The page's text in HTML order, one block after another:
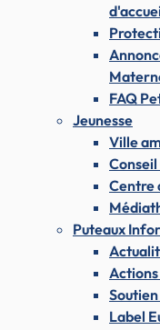
FAQ
Jeunesse
Ville
Centre
Puteaux
Label